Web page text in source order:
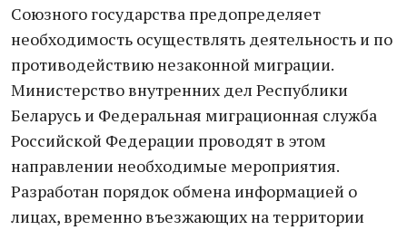
Союзного государства предопределяет
необходимость осуществлять деятельность и по
противодействию незаконной миграции.
Министерство внутренних дел Республики
Беларусь и Федеральная миграционная служба
Российской Федерации проводят в этом
направлении необходимые мероприятия.
Разработан порядок обмена информацией о
лицах, временно въезжающих на территории